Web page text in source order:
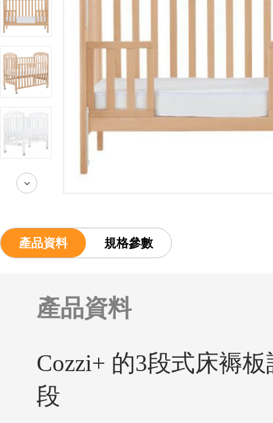
產品資料 規格參數
產品資料
Cozzi+ 的3段式床褥
段